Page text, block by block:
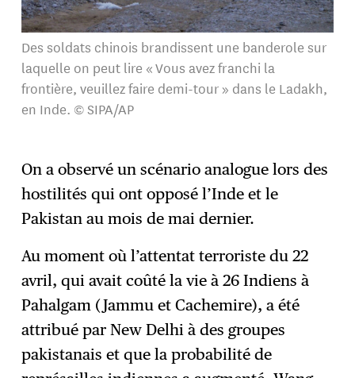
Des soldats chinois brandissent une banderole sur
laquelle on peut lire « Vous avez franchi la
frontière, veuillez faire demi-tour » dans le Ladakh,
en Inde. © SIPA/AP
On a observé un scénario analogue lors des
hostilités qui ont opposé l’Inde et le
Pakistan au mois de mai dernier.
Au moment où l’attentat terroriste du 22
avril, qui avait coûté la vie à 26 Indiens à
Pahalgam (Jammu et Cachemire), a été
attribué par New Delhi à des groupes
pakistanais et que la probabilité de